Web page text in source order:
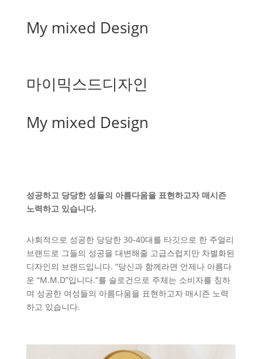
My mixed Design
마이믹스드디자인
My mixed Design
성공하고 당당한 성들의 아름다움을 표현하고자 매시즌
노력하고 있습니다.
사회적으로 성공한 당당한 30-40대를 타깃으로 한 주얼리
브랜드로 그들의 성공을 대변해줄 고급스럽지만 차별화된
디자인의 브랜드입니다. “당신과 함께라면 언제나 아름다
운 “M.M.D”입니다.“를 슬로건으로 주체는 소비자를 칭하
며 성공한 여성들의 아름다움을 표현하고자 매시즌 노력
하고 있습니다.